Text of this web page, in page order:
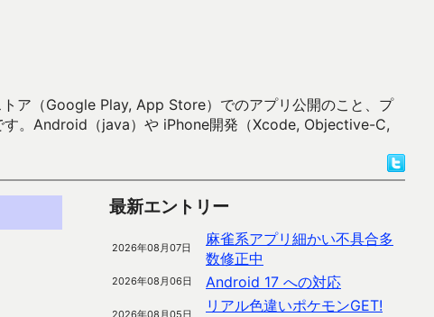
ア（Google Play, App Store）でのアプリ公開のこと、プ
す。Android（java）や iPhone開発（Xcode, Objective-C,
最新エントリー
2026年08月07日
麻雀系アプリ細かい不具合多
数修正中
2026年08月06日 Android 17 への対応
2026年08月05日
リアル色違いポケモンGET!